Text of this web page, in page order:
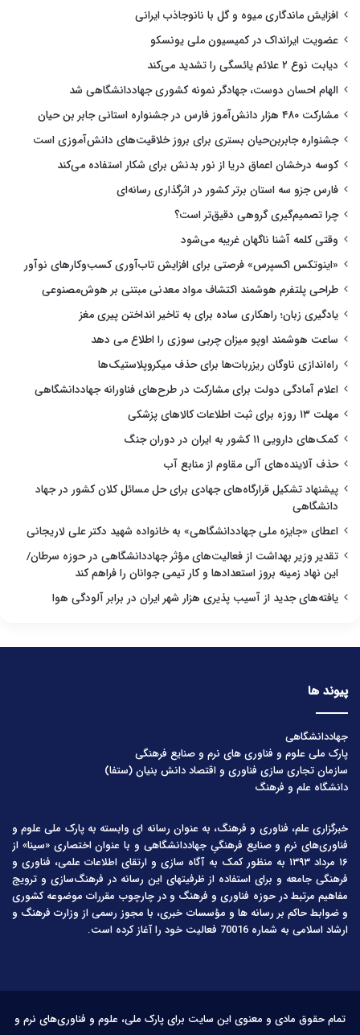
افزایش ماندگاری میوه و گل با نانوجاذب ایرانی
عضویت ایرانداک در کمیسیون ملی یونسکو
دیابت نوع ۲ علائم یائسگی را تشدید می‌کند
الهام احسان دوست، جهادگر نمونه کشوری جهاددانشگاهی شد
مشارکت ۴۸۰ هزار دانش‌آموز فارس در جشنواره استانی جابر بن حیان
جشنواره جابربن‌حیان بستری برای بروز خلاقیت‌های دانش‌آموزی است
کوسه درخشان اعماق دریا از نور بدنش برای شکار استفاده می‌کند
فارس جزو سه استان برتر کشور در اثرگذاری رسانه‌ای
چرا تصمیم‌گیری گروهی دقیق‌تر است؟
وقتی کلمه آشنا ناگهان غریبه می‌شود
«اینوتکس اکسپرس» فرصتی برای افزایش تاب‌آوری کسب‌وکارهای نوآور
طراحی پلتفرم هوشمند اکتشاف مواد معدنی مبتنی بر هوش‌مصنوعی
یادگیری زبان؛ راهکاری ساده برای به تاخیر انداختن پیری مغز
ساعت هوشمند اوپو میزان چربی سوزی را اطلاع می دهد
راه‌اندازی ناوگان ریزربات‌ها برای حذف میکروپلاستیک‌ها
اعلام آمادگی دولت برای مشارکت در طرح‌های فناورانه جهاددانشگاهی
مهلت ۱۳ روزه برای ثبت اطلاعات کالاهای پزشکی
کمک‌های دارویی ۱۱ کشور به ایران در دوران جنگ
حذف آلاینده‌های آلی مقاوم از منابع آب
پیشنهاد تشکیل قرارگاه‌های جهادی برای حل مسائل کلان کشور در جهاد
دانشگاهی
اعطای «جایزه ملی جهاددانشگاهی» به خانواده شهید دکتر علی لاریجانی
تقدیر وزیر بهداشت از فعالیت‌های مؤثر جهاددانشگاهی در حوزه سرطان/
این نهاد زمینه بروز استعدادها و کار تیمی جوانان را فراهم کند
یافته‌های جدید از آسیب پذیری هزار شهر ایران در برابر آلودگی هوا
پیوند ها
جهاددانشگاهی
پارک ملی علوم و فناوری های نرم و صنایع فرهنگی
سازمان تجاری سازی فناوری و اقتصاد دانش بنیان (ستفا)
دانشگاه علم و فرهنگ
خبرگزاری علم، فناوری و فرهنگ، به عنوان رسانه ای وابسته به پارک ملی علوم و
فناوری‌های نرم و صنایع فرهنگیِ جهاددانشگاهی و با عنوان اختصاری «سینا» از
۱۶ مرداد ۱۳۹۳ به منظور کمک به آگاه سازی و ارتقای اطلاعات علمی، فناوری و
فرهنگی جامعه و برای استفاده از ظرفیتهای این رسانه در فرهنگ‌سازی و ترویج
مفاهیم مرتبط در حوزه فناوری و فرهنگ و در چارچوب مقررات موضوعه کشوری
و ضوابط حاکم بر رسانه ها و مؤسسات خبری، با مجوز رسمی از وزارت فرهنگ و
ارشاد اسلامی به شماره 70016 فعالیت خود را آغاز کرده است.
تمام حقوق مادی و معنوی این سایت برای پارک ملی، علوم و فناوری‌های نرم و